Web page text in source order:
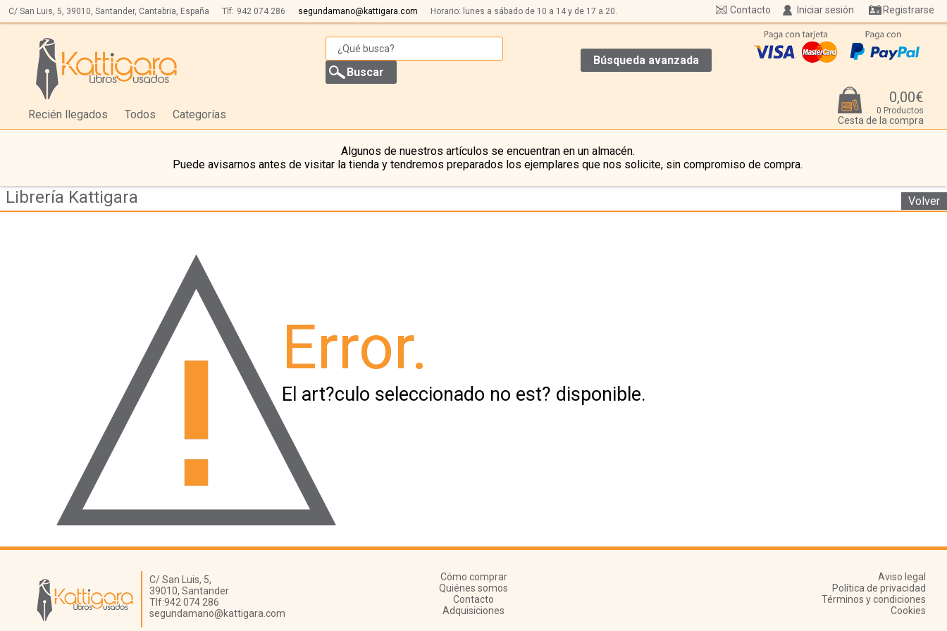
C/ San Luis, 5, 39010, Santander, Cantabria, España Tlf: 942 074 286 segundamano@kattigara.com Horario: lunes a sábado de 10 a 14 y de 17 a 20. Iniciar sesión Registrarse
Contacto
Búsqueda avanzada
Recién llegados Todos Categorías
0,00€
0 Productos
Cesta de la compra
Algunos de nuestros artículos se encuentran en un almacén.
Puede avisarnos antes de visitar la tienda y tendremos preparados los ejemplares que nos solicite, sin compromiso de compra.
Librería Kattigara Volver
Error.
El art?culo seleccionado no est? disponible.
Librería Kattigara
C/ San Luis, 5,
39010, Santander
Tlf:942 074 286
segundamano@kattigara.com
Cómo comprar
Quiénes somos
Contacto
Adquisiciones
Aviso legal
Política de privacidad
Términos y condiciones
Cookies